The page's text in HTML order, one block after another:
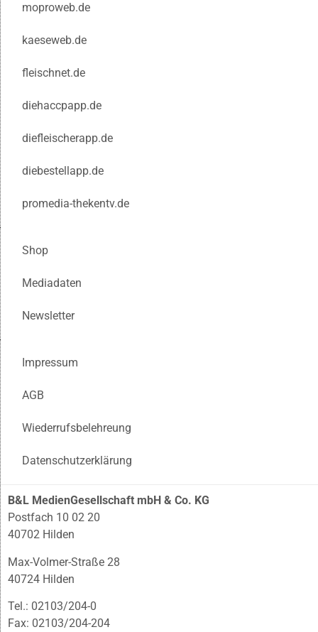
moproweb.de
kaeseweb.de
fleischnet.de
diehaccpapp.de
diefleischerapp.de
diebestellapp.de
promedia-thekentv.de
Shop
Mediadaten
Newsletter
Impressum
AGB
Wiederrufsbelehreung
Datenschutzerklärung
B&L MedienGesellschaft mbH & Co. KG
Postfach 10 02 20
40702 Hilden
Max-Volmer-Straße 28
40724 Hilden
Tel.: 02103/204-0
Fax: 02103/204-204